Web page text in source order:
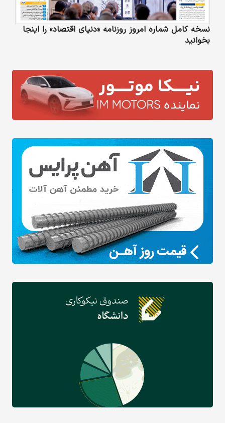
نسخه کامل شماره امروز روزنامه «دنیای‌ اقتصاد» را اینجا
بخوانید